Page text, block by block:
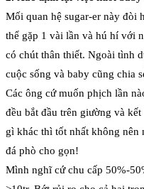
Mối quan hệ sugar-er này đòi
thể gặp 1 vài lần và hú hí với
có chút thân thiết. Ngoài tình
cuộc sống và baby cũng chia
Các ông cứ muốn phịch lần
đều bắt đầu trên giường và
gì khác thì tốt nhất không nên
đá phò cho gọn!
Mình nghĩ cứ chu cấp 50%-